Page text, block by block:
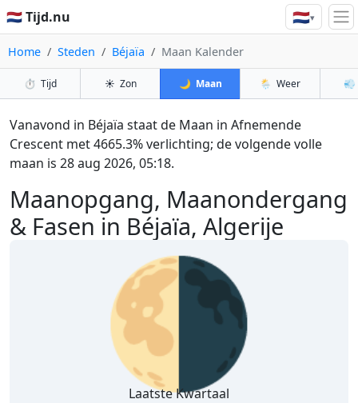
🇳🇱 Tijd.nu 🇳🇱▾
Home Steden Béjaïa Maan Kalender
⏱️ Tijd ☀️ Zon 🌙 Maan 🌦️ Weer 💨
Maanopgang, Maanondergang
& Fasen in Béjaïa, Algerije
Vanavond in Béjaïa staat de Maan in Afnemende
Crescent met 4665.3% verlichting; de volgende volle
maan is 28 aug 2026, 05:18.
🌗
Laatste Kwartaal